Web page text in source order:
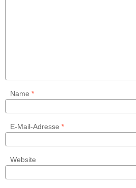
Name *
E-Mail-Adresse *
Website